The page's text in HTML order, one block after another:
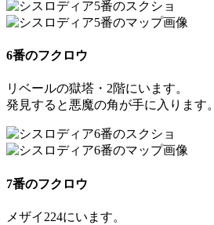
6番のフクロウ
リベールの獄塔・2階にいます。
発見すると悪魔の角が手に入ります。
7番のフクロウ
メザイ224にいます。